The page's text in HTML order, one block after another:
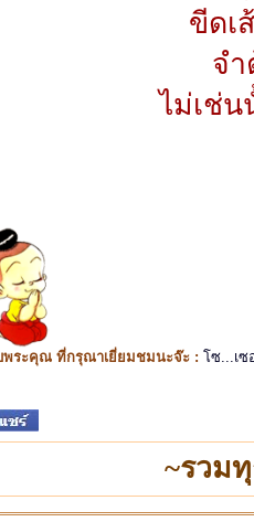
ขีดเ
จำ
ไม่เช่
ระคุณ ที่กรุณาเยี่ยมชมนะจ๊ะ : โซ...เซ
~รวม